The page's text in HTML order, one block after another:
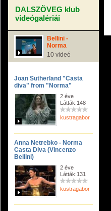
DALSZÖVEG klub
videógalériái
Bellini -
Norma
10 videó
Joan Sutherland "Casta
diva" from "Norma"
2 éve
Látták:148
kustragabor
Anna Netrebko - Norma
Casta Diva (Vincenzo
Bellini)
2 éve
Látták:131
kustragabor